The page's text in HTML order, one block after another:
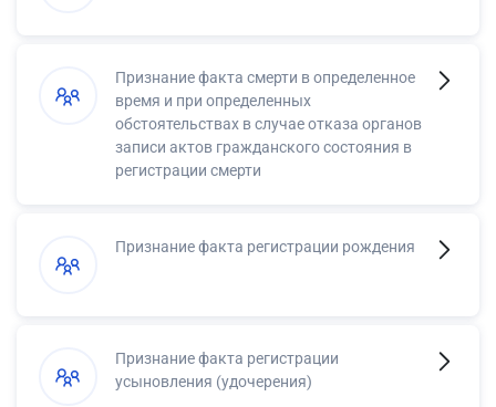
Признание факта смерти в определенное
время и при определенных
обстоятельствах в случае отказа органов
записи актов гражданского состояния в
регистрации смерти
Признание факта регистрации рождения
Признание факта регистрации
усыновления (удочерения)